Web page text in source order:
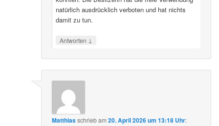
natürlich ausdrücklich verboten und hat nichts
damit zu tun.
Antworten ↓
Matthiasschriebam20. April 2026 um 13:18 Uhr: